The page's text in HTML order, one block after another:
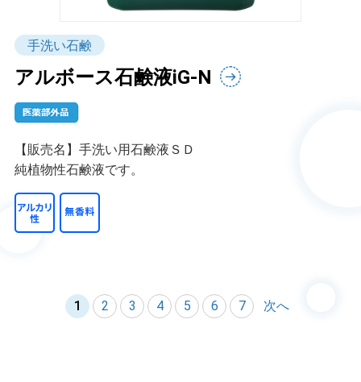
手洗い石鹸
アルボース石鹸液iG-N
【販売名】手洗い用石鹸液ＳＤ
純植物性石鹸液です。
1 2 3 4 5 6 7 次へ